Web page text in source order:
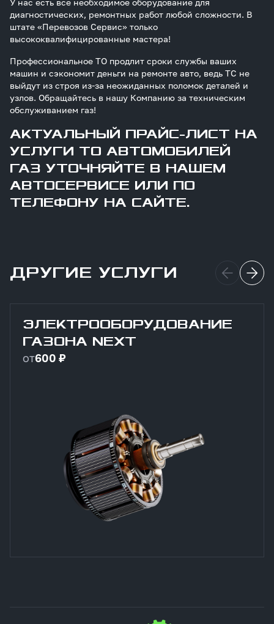
У нас есть все необходимое оборудование для
диагностических, ремонтных работ любой сложности. В
штате «Перевозов Сервис» только
высококвалифицированные мастера!
Профессиональное ТО продлит сроки службы ваших
машин и сэкономит деньги на ремонте авто, ведь ТС не
выйдут из строя из-за неожиданных поломок деталей и
узлов. Обращайтесь в нашу Компанию за техническим
обслуживанием газ!
АКТУАЛЬНЫЙ ПРАЙС-ЛИСТ НА
УСЛУГИ ТО АВТОМОБИЛЕЙ
ГАЗ УТОЧНЯЙТЕ В НАШЕМ
АВТОСЕРВИСЕ ИЛИ ПО
ТЕЛЕФОНУ НА САЙТЕ.
ДРУГИЕ УСЛУГИ
ЭЛЕКТРООБОРУДОВАНИЕ
ГАЗОНА NEXT
от600 ₽